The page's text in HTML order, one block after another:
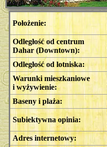
Położenie:
Odległość od centrum
Dahar (Downtown):
Odległość od lotniska:
Warunki mieszkaniowe
i wyżywienie:
Baseny i plaża:
Subiektywna opinia:
Adres internetowy: